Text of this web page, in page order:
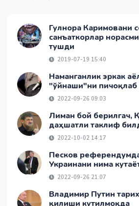
Гулнора Каримовани
санъаткорлар
тушди
2019-07-19 15:40
Наманганлик эркак
"ўйнаши"ни пичоқлаб
2022-09-26 09:03
Лиман бой берилгач,
даҳшатли таклиф
2022-10-02 14:17
Песков
Украинани нима
2022-09-26 21:07
Владимир Путин
қилиши кутилмоқда